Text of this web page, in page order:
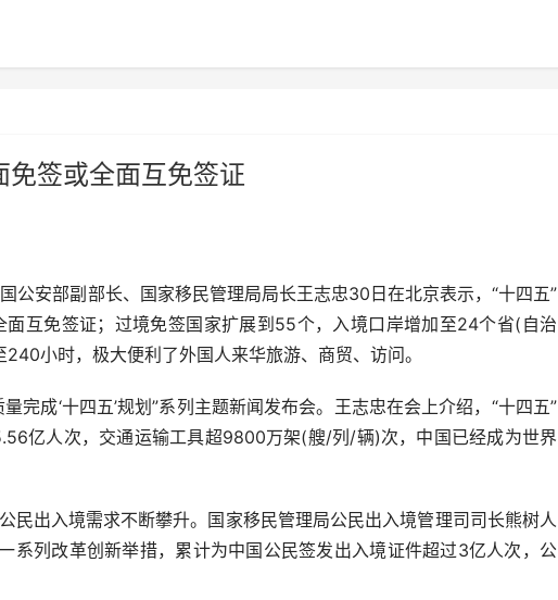
签或全面互免签证
安部副部长、国家移民管理局局长王志忠30日在北京表示，“十四五”
互免签证；过境免签国家扩展到55个，入境口岸增加至24个省(自治
小时，极大便利了外国人来华旅游、商贸、访问。
成‘十四五’规划”系列主题新闻发布会。王志忠在会上介绍，“十四五”
亿人次，交通运输工具超9800万架(艘/列/辆)次，中国已经成为世界
出入境需求不断攀升。国家移民管理局公民出入境管理司司长熊树人
系列改革创新举措，累计为中国公民签发出入境证件超过3亿人次，公